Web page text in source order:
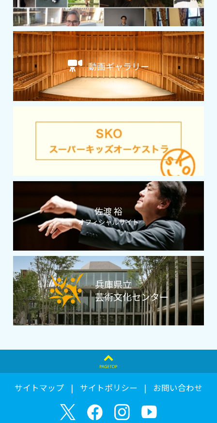
動画ギャラリー
佐渡 裕
オフィシャルサイト
兵庫県立
芸術文化センター
サイトマップ サイトポリシー お問い合わせ